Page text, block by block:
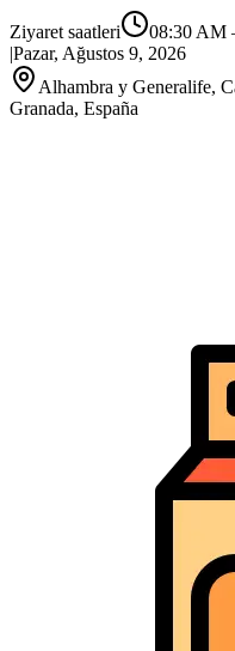
Ziyaret saatleri 08:30 AM
|Pazar, Ağustos 9, 2026
Alhambra y Generalife,
Granada, España